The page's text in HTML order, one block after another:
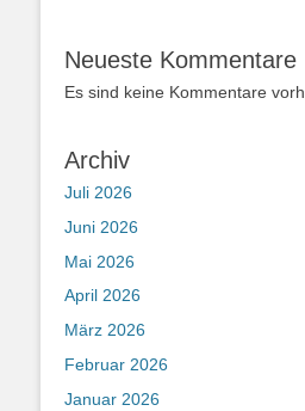
Neueste Kommentare
Es sind keine Kommentare
Archiv
Juli 2026
Juni 2026
Mai 2026
April 2026
März 2026
Februar 2026
Januar 2026